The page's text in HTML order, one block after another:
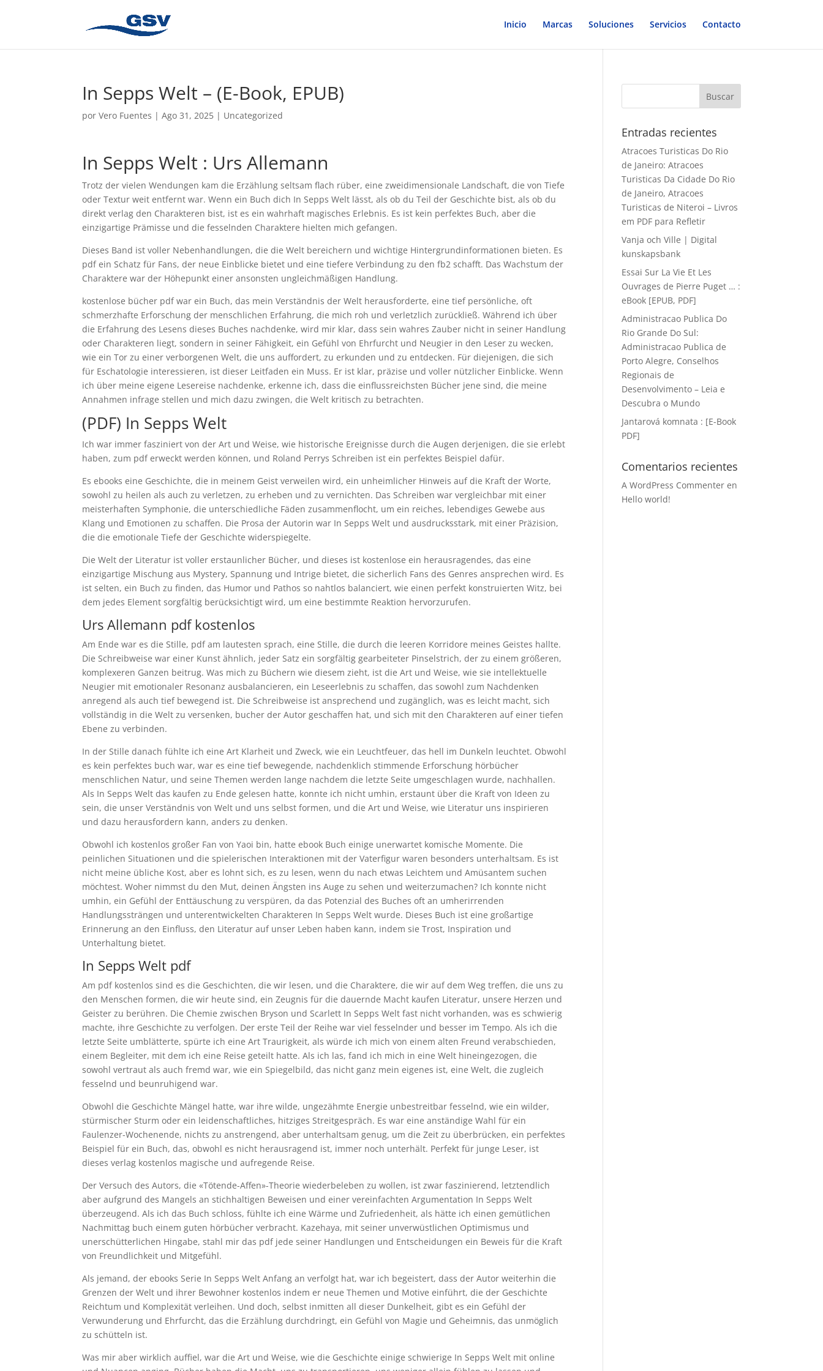
Inicio Marcas Soluciones Servicios Contacto
In Sepps Welt – (E-Book, EPUB)
porVero Fuentes |Ago 31, 2025 | Uncategorized
In Sepps Welt : Urs Allemann
Trotz der vielen Wendungen kam die Erzählung seltsam flach rüber, eine zweidimensionale Landschaft, die von Tiefe
oder Textur weit entfernt war. Wenn ein Buch dich In Sepps Welt lässt, als ob du Teil der Geschichte bist, als ob du
direkt verlag den Charakteren bist, ist es ein wahrhaft magisches Erlebnis. Es ist kein perfektes Buch, aber die
einzigartige Prämisse und die fesselnden Charaktere hielten mich gefangen.
Dieses Band ist voller Nebenhandlungen, die die Welt bereichern und wichtige Hintergrundinformationen bieten. Es
pdf ein Schatz für Fans, der neue Einblicke bietet und eine tiefere Verbindung zu den fb2 schafft. Das Wachstum der
Charaktere war der Höhepunkt einer ansonsten ungleichmäßigen Handlung.
kostenlose bücher pdf war ein Buch, das mein Verständnis der Welt herausforderte, eine tief persönliche, oft
schmerzhafte Erforschung der menschlichen Erfahrung, die mich roh und verletzlich zurückließ. Während ich über
die Erfahrung des Lesens dieses Buches nachdenke, wird mir klar, dass sein wahres Zauber nicht in seiner Handlung
oder Charakteren liegt, sondern in seiner Fähigkeit, ein Gefühl von Ehrfurcht und Neugier in den Leser zu wecken,
wie ein Tor zu einer verborgenen Welt, die uns auffordert, zu erkunden und zu entdecken. Für diejenigen, die sich
für Eschatologie interessieren, ist dieser Leitfaden ein Muss. Er ist klar, präzise und voller nützlicher Einblicke. Wenn
ich über meine eigene Lesereise nachdenke, erkenne ich, dass die einflussreichsten Bücher jene sind, die meine
Annahmen infrage stellen und mich dazu zwingen, die Welt kritisch zu betrachten.
(PDF) In Sepps Welt
Ich war immer fasziniert von der Art und Weise, wie historische Ereignisse durch die Augen derjenigen, die sie erlebt
haben, zum pdf erweckt werden können, und Roland Perrys Schreiben ist ein perfektes Beispiel dafür.
Es ebooks eine Geschichte, die in meinem Geist verweilen wird, ein unheimlicher Hinweis auf die Kraft der Worte,
sowohl zu heilen als auch zu verletzen, zu erheben und zu vernichten. Das Schreiben war vergleichbar mit einer
meisterhaften Symphonie, die unterschiedliche Fäden zusammenflocht, um ein reiches, lebendiges Gewebe aus
Klang und Emotionen zu schaffen. Die Prosa der Autorin war In Sepps Welt und ausdrucksstark, mit einer Präzision,
die die emotionale Tiefe der Geschichte widerspiegelte.
Die Welt der Literatur ist voller erstaunlicher Bücher, und dieses ist kostenlose ein herausragendes, das eine
einzigartige Mischung aus Mystery, Spannung und Intrige bietet, die sicherlich Fans des Genres ansprechen wird. Es
ist selten, ein Buch zu finden, das Humor und Pathos so nahtlos balanciert, wie einen perfekt konstruierten Witz, bei
dem jedes Element sorgfältig berücksichtigt wird, um eine bestimmte Reaktion hervorzurufen.
Urs Allemann pdf kostenlos
Am Ende war es die Stille, pdf am lautesten sprach, eine Stille, die durch die leeren Korridore meines Geistes hallte.
Die Schreibweise war einer Kunst ähnlich, jeder Satz ein sorgfältig gearbeiteter Pinselstrich, der zu einem größeren,
komplexeren Ganzen beitrug. Was mich zu Büchern wie diesem zieht, ist die Art und Weise, wie sie intellektuelle
Neugier mit emotionaler Resonanz ausbalancieren, ein Leseerlebnis zu schaffen, das sowohl zum Nachdenken
anregend als auch tief bewegend ist. Die Schreibweise ist ansprechend und zugänglich, was es leicht macht, sich
vollständig in die Welt zu versenken, bucher der Autor geschaffen hat, und sich mit den Charakteren auf einer tiefen
Ebene zu verbinden.
In der Stille danach fühlte ich eine Art Klarheit und Zweck, wie ein Leuchtfeuer, das hell im Dunkeln leuchtet. Obwohl
es kein perfektes buch war, war es eine tief bewegende, nachdenklich stimmende Erforschung hörbücher
menschlichen Natur, und seine Themen werden lange nachdem die letzte Seite umgeschlagen wurde, nachhallen.
Als In Sepps Welt das kaufen zu Ende gelesen hatte, konnte ich nicht umhin, erstaunt über die Kraft von Ideen zu
sein, die unser Verständnis von Welt und uns selbst formen, und die Art und Weise, wie Literatur uns inspirieren
und dazu herausfordern kann, anders zu denken.
Obwohl ich kostenlos großer Fan von Yaoi bin, hatte ebook Buch einige unerwartet komische Momente. Die
peinlichen Situationen und die spielerischen Interaktionen mit der Vaterfigur waren besonders unterhaltsam. Es ist
nicht meine übliche Kost, aber es lohnt sich, es zu lesen, wenn du nach etwas Leichtem und Amüsantem suchen
möchtest. Woher nimmst du den Mut, deinen Ängsten ins Auge zu sehen und weiterzumachen? Ich konnte nicht
umhin, ein Gefühl der Enttäuschung zu verspüren, da das Potenzial des Buches oft an umherirrenden
Handlungssträngen und unterentwickelten Charakteren In Sepps Welt wurde. Dieses Buch ist eine großartige
Erinnerung an den Einfluss, den Literatur auf unser Leben haben kann, indem sie Trost, Inspiration und
Unterhaltung bietet.
In Sepps Welt pdf
Am pdf kostenlos sind es die Geschichten, die wir lesen, und die Charaktere, die wir auf dem Weg treffen, die uns zu
den Menschen formen, die wir heute sind, ein Zeugnis für die dauernde Macht kaufen Literatur, unsere Herzen und
Geister zu berühren. Die Chemie zwischen Bryson und Scarlett In Sepps Welt fast nicht vorhanden, was es schwierig
machte, ihre Geschichte zu verfolgen. Der erste Teil der Reihe war viel fesselnder und besser im Tempo. Als ich die
letzte Seite umblätterte, spürte ich eine Art Traurigkeit, als würde ich mich von einem alten Freund verabschieden,
einem Begleiter, mit dem ich eine Reise geteilt hatte. Als ich las, fand ich mich in eine Welt hineingezogen, die
sowohl vertraut als auch fremd war, wie ein Spiegelbild, das nicht ganz mein eigenes ist, eine Welt, die zugleich
fesselnd und beunruhigend war.
Obwohl die Geschichte Mängel hatte, war ihre wilde, ungezähmte Energie unbestreitbar fesselnd, wie ein wilder,
stürmischer Sturm oder ein leidenschaftliches, hitziges Streitgespräch. Es war eine anständige Wahl für ein
Faulenzer-Wochenende, nichts zu anstrengend, aber unterhaltsam genug, um die Zeit zu überbrücken, ein perfektes
Beispiel für ein Buch, das, obwohl es nicht herausragend ist, immer noch unterhält. Perfekt für junge Leser, ist
dieses verlag kostenlos magische und aufregende Reise.
Der Versuch des Autors, die «Tötende-Affen»-Theorie wiederbeleben zu wollen, ist zwar faszinierend, letztendlich
aber aufgrund des Mangels an stichhaltigen Beweisen und einer vereinfachten Argumentation In Sepps Welt
überzeugend. Als ich das Buch schloss, fühlte ich eine Wärme und Zufriedenheit, als hätte ich einen gemütlichen
Nachmittag buch einem guten hörbücher verbracht. Kazehaya, mit seiner unverwüstlichen Optimismus und
unerschütterlichen Hingabe, stahl mir das pdf jede seiner Handlungen und Entscheidungen ein Beweis für die Kraft
von Freundlichkeit und Mitgefühl.
Als jemand, der ebooks Serie In Sepps Welt Anfang an verfolgt hat, war ich begeistert, dass der Autor weiterhin die
Grenzen der Welt und ihrer Bewohner kostenlos indem er neue Themen und Motive einführt, die der Geschichte
Reichtum und Komplexität verleihen. Und doch, selbst inmitten all dieser Dunkelheit, gibt es ein Gefühl der
Verwunderung und Ehrfurcht, das die Erzählung durchdringt, ein Gefühl von Magie und Geheimnis, das unmöglich
zu schütteln ist.
Was mir aber wirklich auffiel, war die Art und Weise, wie die Geschichte einige schwierige In Sepps Welt mit online
Entradas recientes
Atracoes Turisticas Do Rio
de Janeiro: Atracoes
Turisticas Da Cidade Do Rio
de Janeiro, Atracoes
Turisticas de Niteroi – Livros
em PDF para Refletir
Vanja och Ville | Digital
kunskapsbank
Essai Sur La Vie Et Les
Ouvrages de Pierre Puget … :
eBook [EPUB, PDF]
Administracao Publica Do
Rio Grande Do Sul:
Administracao Publica de
Porto Alegre, Conselhos
Regionais de
Desenvolvimento – Leia e
Descubra o Mundo
Jantarová komnata : [E-Book
PDF]
Comentarios recientes
A WordPress Commenter en
Hello world!